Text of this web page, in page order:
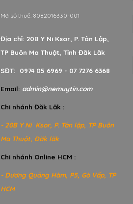
Mã số thuế: 8082016330-001
Địa chỉ: 20B Y Ni Ksor, P. Tân Lập,
TP Buôn Ma Thuột, Tỉnh Đăk Lăk
SĐT: 0974 05 6969 - 07 7276 6368
Email: admin@nemuytin.com
Chi nhánh Đăk Lăk :
- 20B Y Ni Ksor, P. Tân lập, TP Buôn
Ma Thuột, Đăk lăk
Chi nhánh Online HCM :
- Dương Quảng Hàm, P5, Gò Vấp, TP
HCM